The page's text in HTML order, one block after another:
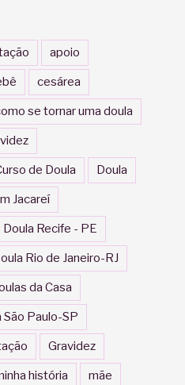
apoio
cesárea
se tornar uma doula
de Doula Doula
Jacareí
Doula Recife - PE
Rio de Janeiro-RJ
da Casa
São Paulo-SP
Gravidez
história mãe